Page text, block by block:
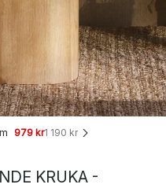
979 kr1 190 kr
KRUKA -